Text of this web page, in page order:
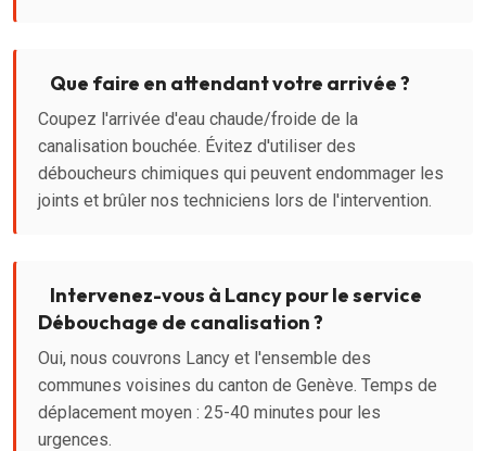
Que faire en attendant votre arrivée ?
Coupez l'arrivée d'eau chaude/froide de la
canalisation bouchée. Évitez d'utiliser des
déboucheurs chimiques qui peuvent endommager les
joints et brûler nos techniciens lors de l'intervention.
Intervenez-vous à Lancy pour le service
Débouchage de canalisation ?
Oui, nous couvrons Lancy et l'ensemble des
communes voisines du canton de Genève. Temps de
déplacement moyen : 25-40 minutes pour les
urgences.